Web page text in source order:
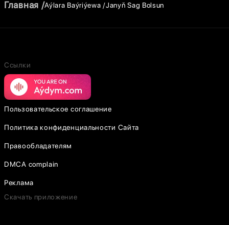
Главная Aýlara Baýriýewa Janyň Sag Bolsun
Ссылки
Пользовательское соглашение
Политика конфиденциальности Сайта
Правообладателям
DMCA complain
Реклама
Скачать приложение